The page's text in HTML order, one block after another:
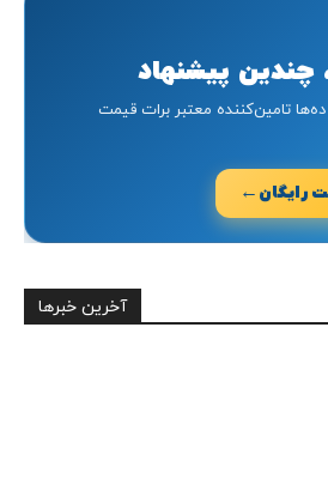
پیشنهاد
تامین‌کننده معتبر برات قیمت
رایگان ←
آخرین خبرها